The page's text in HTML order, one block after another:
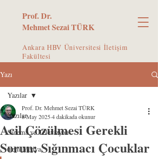
Prof. Dr.
Mehmet Sezai TÜRK
Ankara HBV Üniversitesi İletişim
Fakültesi
Yazı
Yazılar
Sinema ve Televizyon
Yeni Medya
Yazılar
Acil Çözülmesi Gerekli
Sorun: Sığınmacı Çocuklar
Prof. Dr. Mehmet Sezai TÜRK
8 May 20254 dakikada okunur